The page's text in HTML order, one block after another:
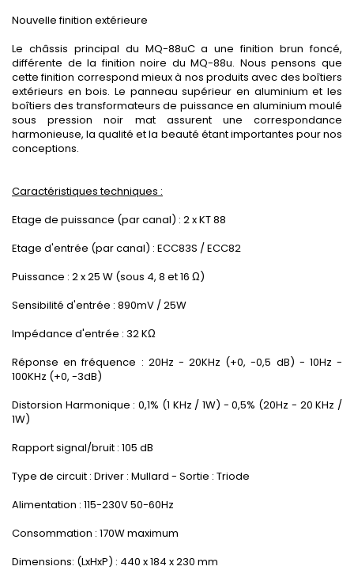
Nouvelle finition extérieure
Le châssis principal du MQ-88uC a une finition brun foncé,
différente de la finition noire du MQ-88u. Nous pensons que
cette finition correspond mieux à nos produits avec des boîtiers
extérieurs en bois. Le panneau supérieur en aluminium et les
boîtiers des transformateurs de puissance en aluminium moulé
sous pression noir mat assurent une correspondance
harmonieuse, la qualité et la beauté étant importantes pour nos
conceptions.
Caractéristiques techniques :
Etage de puissance (par canal) : 2 xKT 88
Etage d'entrée (par canal) : ECC83S / ECC82
Puissance : 2 x 25 W (sous 4, 8 et 16 Ω)
Sensibilité d'entrée : 890mV / 25W
Impédance d'entrée : 32 KΩ
Réponse en fréquence : 20Hz - 20KHz (+0, -0,5 dB) - 10Hz -
100KHz (+0, -3dB)
Distorsion Harmonique : 0,1% (1 KHz / 1W) - 0,5% (20Hz - 20 KHz /
1W)
Rapport signal/bruit : 105 dB
Type de circuit : Driver : Mullard - Sortie : Triode
Alimentation : 115-230V 50-60Hz
Consommation : 170W maximum
Dimensions: (LxHxP) : 440 x 184 x 230 mm